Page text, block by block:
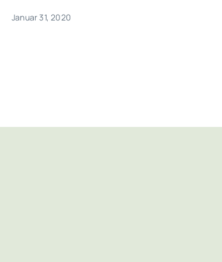
Januar 31, 2020